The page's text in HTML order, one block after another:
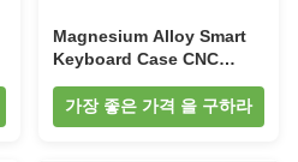
Magnesium Alloy Smart
Keyboard Case CNC
Turning CAE PDF
Magnesium Die Casting
가장 좋은 가격 을 구하라